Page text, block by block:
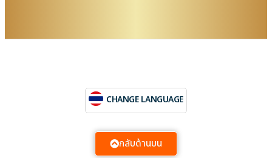
CHANGE LANGUAGE
กลับด้านบน